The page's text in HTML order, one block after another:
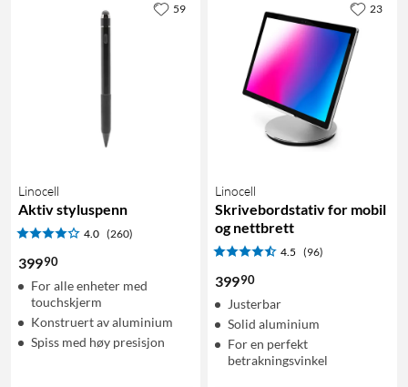
Linocell
Aktiv styluspenn
4.0 (260)
39990
For alle enheter med
touchskjerm
Konstruert av aluminium
Spiss med høy presisjon
59
Linocell
Skrivebordstativ for mobil
og nettbrett
4.5 (96)
39990
Justerbar
Solid aluminium
For en perfekt
betrakningsvinkel
23